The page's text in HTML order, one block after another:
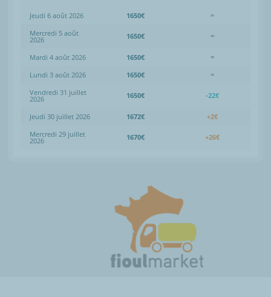
Jeudi 6 août 2026 1650€
=
Mercredi 5 août
2026 1650€ =
Mardi 4 août 2026 1650€
=
Lundi 3 août 2026
1650€
=
Vendredi 31 juillet
2026 1650€ -22€
Jeudi 30 juillet 2026 1672€
+2€
Mercredi 29 juillet
2026 1670€ +26€